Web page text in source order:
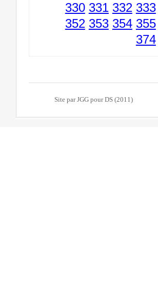
330 331 332 333
352 353 354 355
374
Site par JGG pour DS (2011)